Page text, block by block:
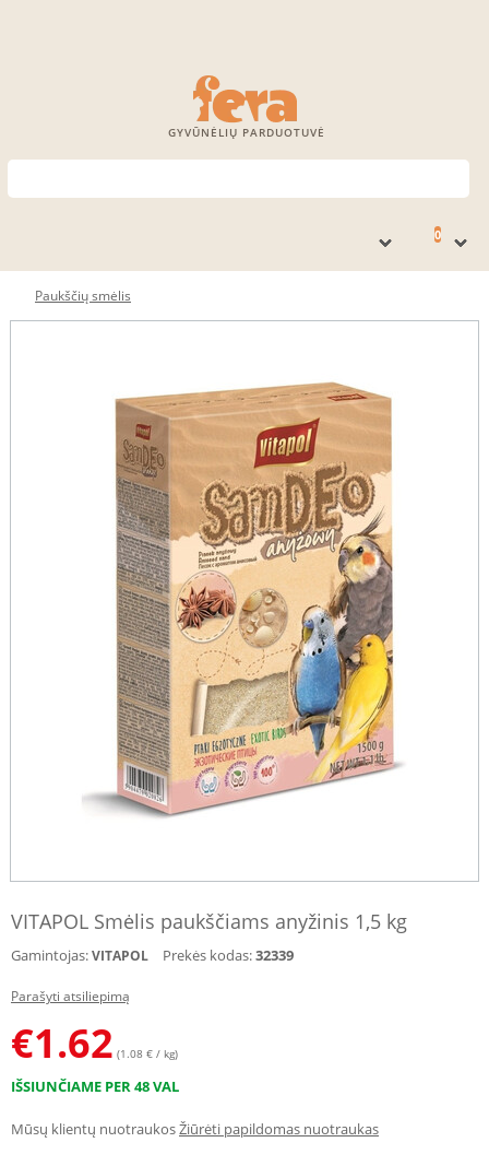
GYVŪNĖLIŲ PARDUOTUVĖ
0
Paukščių smėlis
VITAPOL Smėlis paukščiams anyžinis 1,5 kg
Gamintojas:VITAPOL Prekės kodas:32339
Parašyti atsiliepimą
€1.62 (1.08 € / kg)
IŠSIUNČIAME PER 48 VAL
Mūsų klientų nuotraukosŽiūrėti papildomas nuotraukas